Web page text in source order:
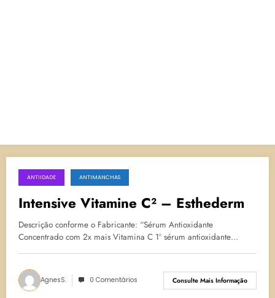
14 de fevereiro de 2025
ANTIIDADE ANTIMANCHAS
Intensive Vitamine C² – Esthederm
Descrição conforme o Fabricante: “Sérum Antioxidante
Concentrado com 2x mais Vitamina C 1º sérum antioxidante…
AgnesS. 0 Comentários Consulte Mais Informação